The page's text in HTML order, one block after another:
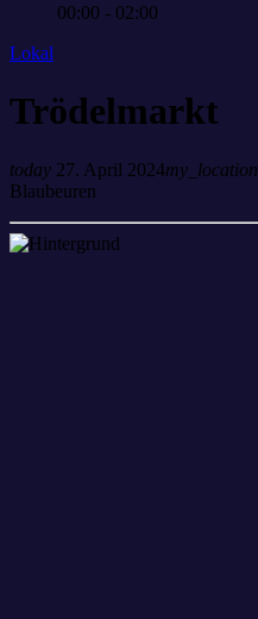
00:00 - 02:00
Lokal
Trödelmarkt
today 27. April 2024my_location
Blaubeuren